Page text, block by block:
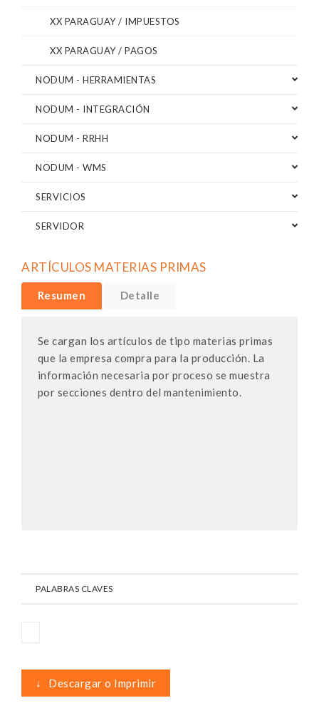
XX PARAGUAY / IMPUESTOS
XX PARAGUAY / PAGOS
NODUM - HERRAMIENTAS
NODUM - INTEGRACIÓN
NODUM - RRHH
NODUM - WMS
SERVICIOS
SERVIDOR
ARTÍCULOS MATERIAS PRIMAS
Resumen Detalle
Se cargan los artículos de tipo materias primas
que la empresa compra para la producción. La
información necesaria por proceso se muestra
por secciones dentro del mantenimiento.
PALABRAS CLAVES
↓ Descargar o Imprimir